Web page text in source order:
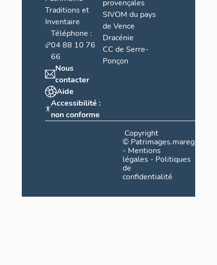
Traditions et
Inventaire
Téléphone :
04 88 10 76
66
Nous
contacter
Aide
Accessibilité :
non conforme
provençales
SIVOM du pays
de Vence
Dracénie
CC de Serre-
Ponçon
Copyright
©
- Mentions
légales - Politiques
de
confidentialité